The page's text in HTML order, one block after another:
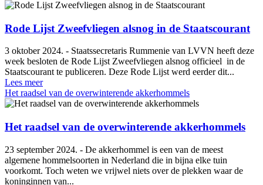
Rode Lijst Zweefvliegen alsnog in de Staatscourant
3 oktober 2024. - Staatssecretaris Rummenie van LVVN heeft deze
week besloten de Rode Lijst Zweefvliegen alsnog officieel in de
Staatscourant te publiceren. Deze Rode Lijst werd eerder dit...
Lees meer
Het raadsel van de overwinterende akkerhommels
Het raadsel van de overwinterende akkerhommels
23 september 2024. - De akkerhommel is een van de meest
algemene hommelsoorten in Nederland die in bijna elke tuin
voorkomt. Toch weten we vrijwel niets over de plekken waar de
koninginnen van...